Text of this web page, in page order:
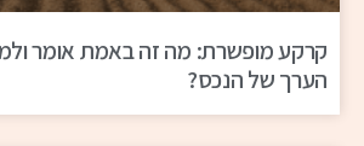
קרקע מופשרת: מה זה באמת אומר
הערך של הנכס?